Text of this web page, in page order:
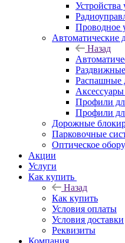
Устройства
Проводное
Автоматические
Назад
Распашные
Профили
Профили
Дорожные
Парковочные
Оптическое
Акции
Услуги
Как купить
Назад
Как купить
Условия оплаты
Условия доставки
Реквизиты
Компания